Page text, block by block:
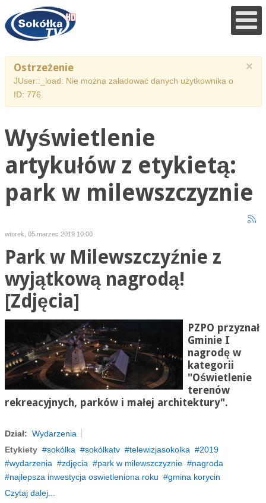
×
Ostrzeżenie
JUser::_load: Nie można załadować danych użytkownika o
ID: 776.
Wyświetlenie
artykułów z etykietą:
park w milewszczyznie
wtorek, 05 marzec 2019 10:00
Park w Milewszczyźnie z
wyjątkową nagrodą!
[Zdjęcia]
PZPO przyznał
Gminie I
nagrodę w
kategorii
"Oświetlenie
terenów
rekreacyjnych, parków i małej architektury".
Dział: Wydarzenia
Etykiety
sokólka sokólkatv telewizjasokolka
2019
wydarzenia
zdjęcia park w milewszczyznie
nagroda
najlepsza inwestycja oswietleniona roku
gmina korycin
Czytaj dalej...